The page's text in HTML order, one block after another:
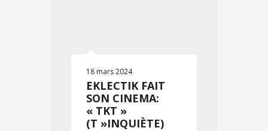
18 mars 2024
EKLECTIK FAIT
SON CINEMA :
« TKT »
(T »INQUIÈTE)